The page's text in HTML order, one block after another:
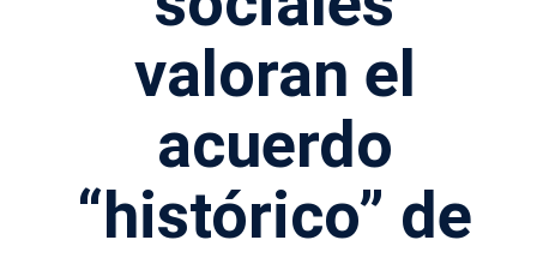
valoran el
acuerdo
“histórico” de